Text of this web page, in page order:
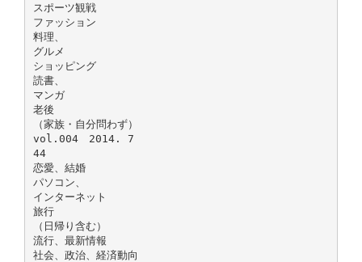
スポーツ観戦
ファッション
料理、
グルメ
ショッピング
読書、
マンガ
老後
（家族・自分問わず）
vol.004 2014. 7
44
恋愛、結婚
パソコン、
インターネット
旅行
（日帰り含む）
流行、最新情報
社会、政治、経済動向